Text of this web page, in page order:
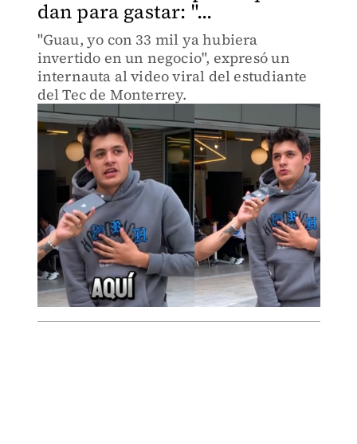
dan para gastar: "...
"Guau, yo con 33 mil ya hubiera
invertido en un negocio", expresó un
internauta al video viral del estudiante
del Tec de Monterrey.